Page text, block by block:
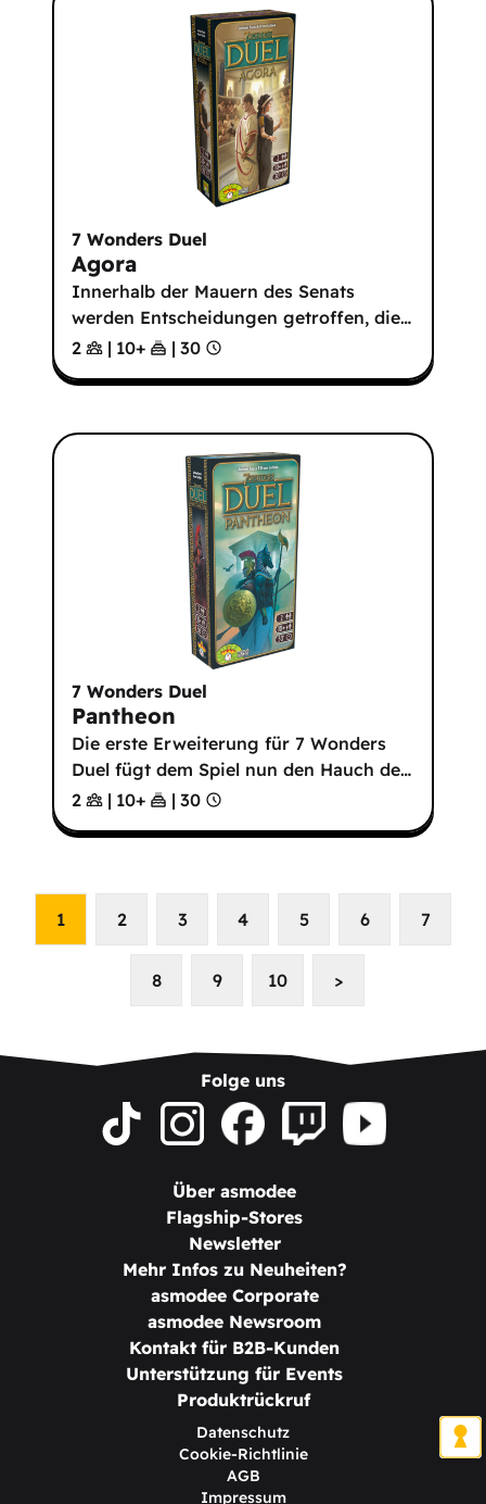
7 Wonders Duel
Agora
Innerhalb der Mauern des Senats
werden Entscheidungen getroffen, die…
2
| 10+ | 30
7 Wonders Duel
Pantheon
Die erste Erweiterung für 7 Wonders
Duel fügt dem Spiel nun den Hauch de…
2
| 10+ | 30
1 2 3 4 5 6 7
8 9 10 >
Folge uns
Über asmodee
Flagship-Stores
Newsletter
Mehr Infos zu Neuheiten?
asmodee Corporate
asmodee Newsroom
Kontakt für B2B-Kunden
Unterstützung für Events
Produktrückruf
Datenschutz
Cookie-Richtlinie
AGB
Impressum